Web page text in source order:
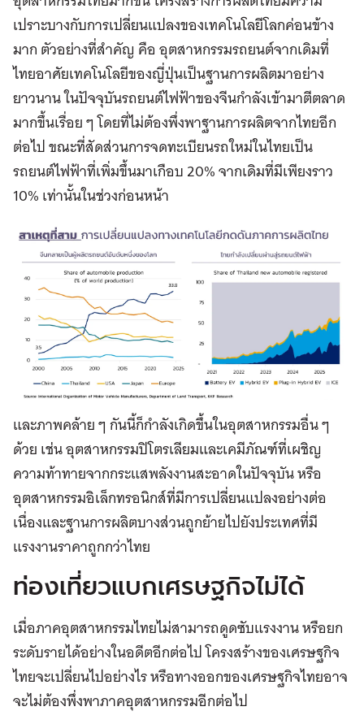
เปราะบางกับการเปลี่ยนแปลงของเทคโนโลยีโลกค่อนข้าง
มาก ตัวอย่างที่สำคัญ คือ อุตสาหกรรมรถยนต์จากเดิมที่
ไทยอาศัยเทคโนโลยีของญี่ปุ่นเป็นฐานการผลิตมาอย่าง
ยาวนาน ในปัจจุบันรถยนต์ไฟฟ้าของจีนกำลังเข้ามาตีตลาด
มากขึ้นเรื่อย ๆ โดยที่ไม่ต้องพึ่งพาฐานการผลิตจากไทยอีก
ต่อไป ขณะที่สัดส่วนการจดทะเบียนรถใหม่ในไทยเป็น
รถยนต์ไฟฟ้าที่เพิ่มขึ้นมาเกือบ 20% จากเดิมที่มีเพียงราว
10% เท่านั้นในช่วงก่อนหน้า
และภาพคล้าย ๆ กันนี้ก็กำลังเกิดขึ้นในอุตสาหกรรมอื่น ๆ
ด้วย เช่น อุตสาหกรรมปิโตรเลียมและเคมีภัณฑ์ที่เผชิญ
ความท้าทายจากกระแสพลังงานสะอาดในปัจจุบัน หรือ
อุตสาหกรรมอิเล็กทรอนิกส์ที่มีการเปลี่ยนแปลงอย่างต่อ
เนื่องและฐานการผลิตบางส่วนถูกย้ายไปยังประเทศที่มี
แรงงานราคาถูกกว่าไทย
ท่องเที่ยวแบกเศรษฐกิจไม่ได้
เมื่อภาคอุตสาหกรรมไทยไม่สามารถดูดซับแรงงาน หรือยก
ระดับรายได้อย่างในอดีตอีกต่อไป โครงสร้างของเศรษฐกิจ
ไทยจะเปลี่ยนไปอย่างไร หรือทางออกของเศรษฐกิจไทยอาจ
จะไม่ต้องพึ่งพาภาคอุตสาหกรรมอีกต่อไป